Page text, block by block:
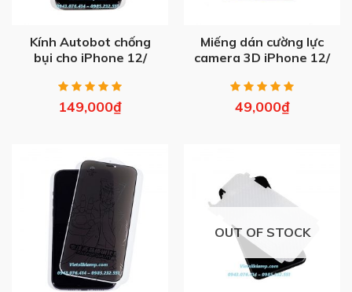
Kính Autobot chống
bụi cho iPhone 12/
149,000₫
Miếng dán cường lực
camera 3D iPhone 12/
49,000₫
OUT OF STOCK